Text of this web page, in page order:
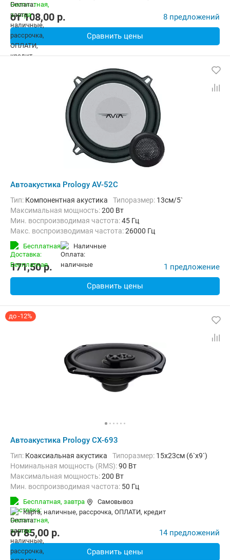
от108,00 p. 8 предложений
Сравнить цены
Автоакустика Prology AV-52C
тип: Компонентная акустика Типоразмер: 13см/5`
Максимальная мощность:200 Вт
Мин. воспроизводимая частота:45 Гц
Макс. воспроизводимая частота:26000 Гц
Бесплатная наличные
171,50p. 1 предложение
Сравнить цены
до -12%
Автоакустика Prology CX-693
тип: Коаксиальная акустика Типоразмер: 15x23см (6`x9`)
Номинальная мощность (RMS):90 Вт
Максимальная мощность:200 Вт
Мин. воспроизводимая частота: 50 Гц
Макс. воспроизводимая частота:
Бесплатная, завтра
Самовывоз
карта, наличные, рассрочка, ОПЛАТИ, кредит
от85,00 p. 14 предложений
Сравнить цены